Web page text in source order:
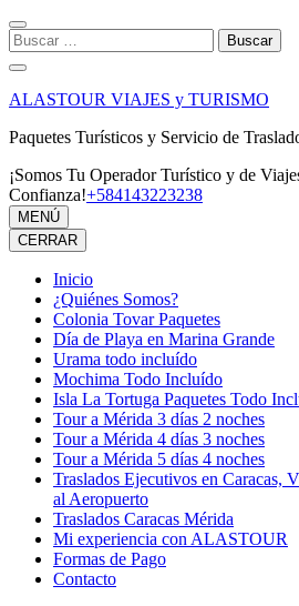
Saltar
al
contenido
(presiona
la
Intro)
Buscar:
ALASTOUR VIAJES y TURISMO
Paquetes Turísticos y Servicio de
¡Somos Tu Operador Turístico y de
Confianza!+584143223238
MENÚ
CERRAR
Inicio
¿Quiénes Somos?
Colonia Tovar Paquetes
Día de Playa en Marina Grande
Urama todo incluído
Mochima Todo Incluído
Isla La Tortuga Paquetes Todo
Tour a Mérida 3 días 2 noches
Tour a Mérida 4 días 3 noches
Tour a Mérida 5 días 4 noches
Traslados Ejecutivos en Caracas,
al Aeropuerto
Traslados Caracas Mérida
Mi experiencia con ALASTOUR
Formas de Pago
Contacto